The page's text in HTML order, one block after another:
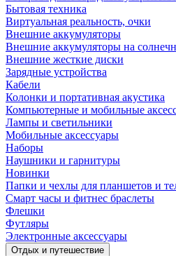
Бытовая техника
Виртуальная реальность, очки
Внешние аккумуляторы
Внешние аккумуляторы на
Внешние жесткие диски
Зарядные устройства
Кабели
Колонки и портативная акустика
Компьютерные и мобильные
Лампы и светильники
Мобильные аксессуары
Наборы
Наушники и гарнитуры
Новинки
Папки и чехлы для планшетов и
Смарт часы и фитнес браслеты
Флешки
Футляры
Электронные аксессуары
Отдых и путешествие